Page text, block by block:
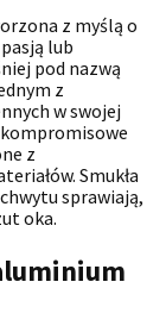
z myślą o
lub
pod nazwą
z
w swojej
z
Smukła
sprawiają,
oka.